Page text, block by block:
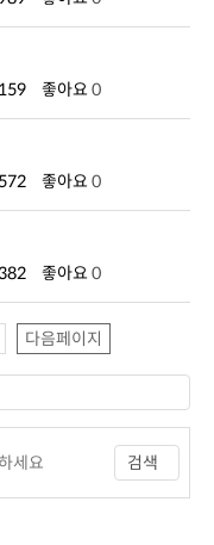
좋아요 0
좋아요 0
좋아요 0
다음페이지
검색